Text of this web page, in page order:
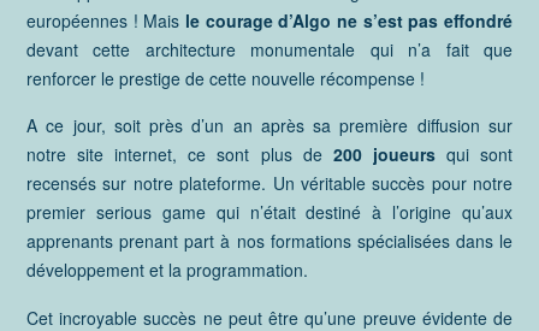
européennes ! Mais le courage d’Algo ne s’est pas effondré
devant cette architecture monumentale qui n’a fait que
renforcer le prestige de cette nouvelle récompense !
A ce jour, soit près d’un an après sa première diffusion sur
notre site internet, ce sont plus de 200 joueursqui sont
recensés sur notre plateforme. Un véritable succès pour notre
premier serious game qui n’était destiné à l’origine qu’aux
apprenants prenant part à nos formations spécialisées dans le
développement et la programmation.
Cet incroyable succès ne peut être qu’une preuve évidente de